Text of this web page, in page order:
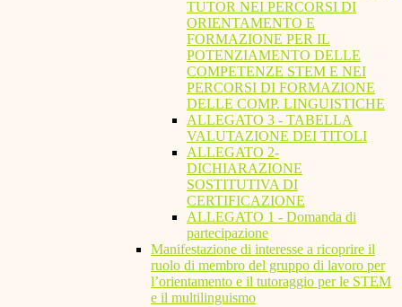
TUTOR NEI PERCORSI DI
ORIENTAMENTO E
FORMAZIONE PER IL
POTENZIAMENTO DELLE
COMPETENZE STEM E NEI
PERCORSI DI FORMAZIONE
DELLE COMP. LINGUISTICHE
ALLEGATO 3 - TABELLA
VALUTAZIONE DEI TITOLI
ALLEGATO 2-
DICHIARAZIONE
SOSTITUTIVA DI
CERTIFICAZIONE
ALLEGATO 1 - Domanda di
partecipazione
Manifestazione di interesse a ricoprire il
ruolo di membro del gruppo di lavoro per
l’orientamento e il tutoraggio per le STEM
e il multilinguismo